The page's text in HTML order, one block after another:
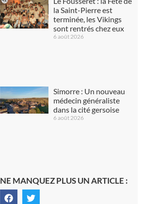
la Saint-Pierre est
terminée, les Vikings
sont rentrés chez eux
6 août 2026
Simorre : Un nouveau
médecin généraliste
dans la cité gersoise
6 août 2026
NE MANQUEZ PLUS UN ARTICLE :